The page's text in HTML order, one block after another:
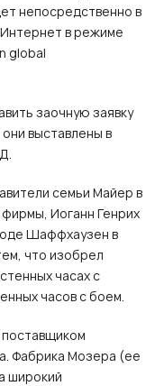
непосредственно в
в режиме
global
заочную заявку
выставлены в
семьи Майер в
Иоганн Генрих
Шаффхаузен в
что изобрел
часах с
часов с боем.
Фабрика Мозера (ее
широкий